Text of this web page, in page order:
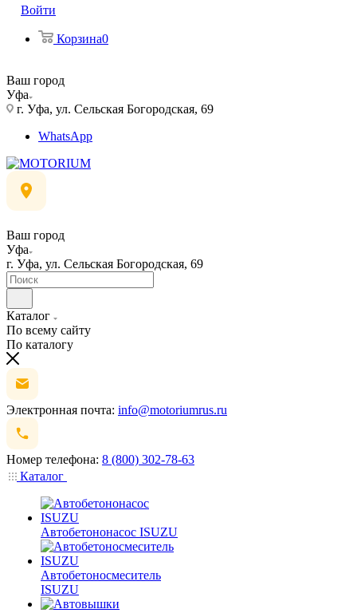
Войти
Корзина0
Ваш город
Уфа
г. Уфа, ул. Сельская Богородская, 69
WhatsApp
Ваш город
Уфа
г. Уфа, ул. Сельская Богородская, 69
Каталог
По всему сайту
По каталогу
Электронная почта: info@motoriumrus.ru
Номер телефона: 8 (800) 302-78-63
Каталог
Автобетононасос ISUZU
Автобетоносмеситель
ISUZU